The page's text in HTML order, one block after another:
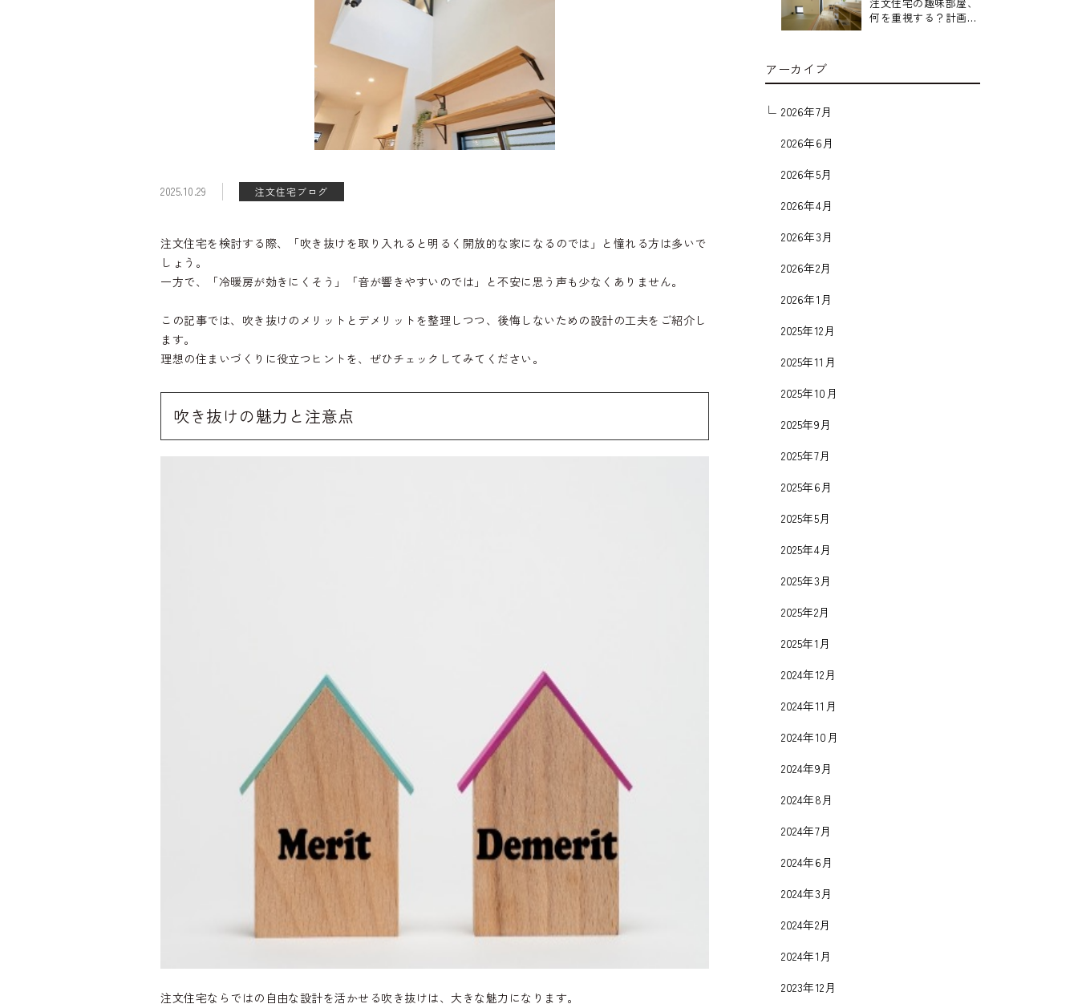
2025.10.29 注文住宅ブログ
注文住宅を検討する際、「吹き抜けを取り入れると明るく開放的な家になるのでは」と憧れる方は多いで
しょう。
一方で、「冷暖房が効きにくそう」「音が響きやすいのでは」と不安に思う声も少なくありません。
この記事では、吹き抜けのメリットとデメリットを整理しつつ、後悔しないための設計の工夫をご紹介し
ます。
理想の住まいづくりに役立つヒントを、ぜひチェックしてみてください。
吹き抜けの魅力と注意点
注文住宅ならではの自由な設計を活かせる吹き抜けは、大きな魅力になります。
何を重視する？計画前
アーカイブ
2026年7月
2026年6月
2026年5月
2026年4月
2026年3月
2026年2月
2026年1月
2025年12月
2025年11月
2025年10月
2025年9月
2025年7月
2025年6月
2025年5月
2025年4月
2025年3月
2025年2月
2025年1月
2024年12月
2024年11月
2024年10月
2024年9月
2024年8月
2024年7月
2024年6月
2024年3月
2024年2月
2024年1月
2023年12月